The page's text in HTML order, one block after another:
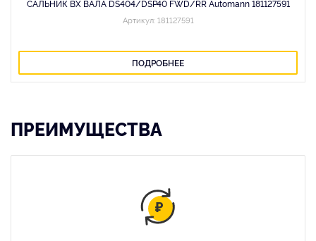
САЛЬНИК ВХ ВАЛА DS404/DSP40 FWD/RR Automann 181127591
Артикул: 181127591
ПОДРОБНЕЕ
ПРЕИМУЩЕСТВА